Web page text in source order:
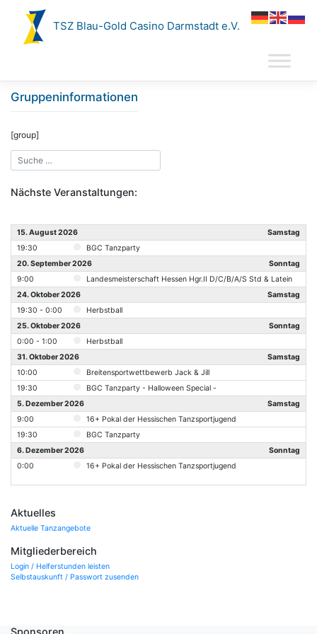
springen
TSZ Blau-Gold Casino Darmstadt e.V.
Nächste Veranstaltungen:
15. August 2026
Samstag
19:30
BGC Tanzparty
20. September 2026
Sonntag
9:00
Landesmeisterschaft Hessen Hgr.II D/C/B/A/S Std & Latein
24. Oktober 2026
Samstag
19:30 - 0:00
Herbstball
25. Oktober 2026
Sonntag
0:00 - 1:00
Herbstball
31. Oktober 2026
Samstag
10:00
Breitensportwettbewerb Jack & Jill
19:30
BGC Tanzparty - Halloween Special -
5. Dezember 2026
Samstag
9:00
16+ Pokal der Hessischen Tanzsportjugend
19:30
BGC Tanzparty
6. Dezember 2026
Sonntag
0:00
16+ Pokal der Hessischen Tanzsportjugend
Aktuelles
Aktuelle Tanzangebote
Mitgliederbereich
Login / Helferstunden leisten
Selbstauskunft / Passwort zusenden
Gruppeninformationen
[group]
Sponsoren